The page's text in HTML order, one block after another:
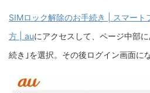
SIMロック解除のお手続き | スマート
方 | auにアクセスして、ページ中部
続き｣を選択。その後ログイン画面に